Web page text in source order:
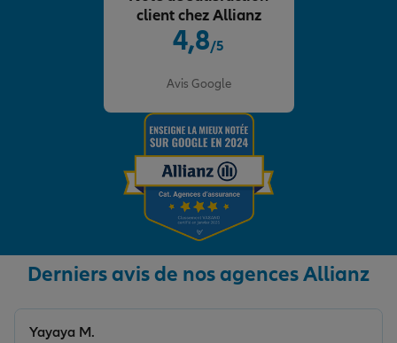
4,8/5
Avis Google
client chez Allianz
Derniers avis de nos agences Allianz
Yayaya M.